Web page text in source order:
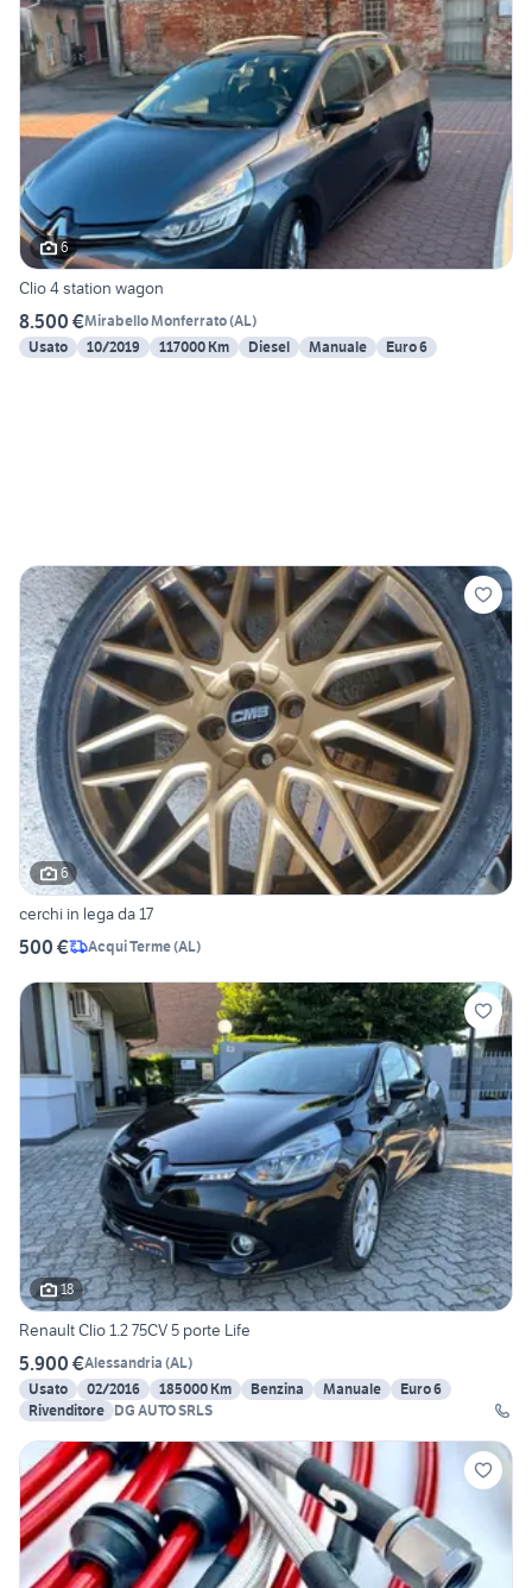
6
Clio 4 station wagon
8.500 €Mirabello Monferrato(AL)
Usato
10/2019 117000 Km Diesel Manuale Euro 6
6
cerchi in lega da 17
500 € Acqui Terme(AL)
18
Renault Clio 1.2 75CV 5 porte Life
5.900 €Alessandria (AL)
Usato
02/2016 185000 Km Benzina Manuale
Euro 6
Rivenditore DG AUTO SRLS